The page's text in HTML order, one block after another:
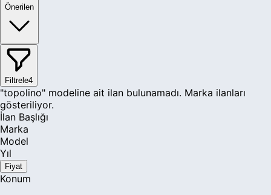
Önerilen
Filtrele4
"topolino" modeline ait ilan bulunamadı. Marka ilanları
gösteriliyor.
İlan Başlığı
Marka
Model
Yıl
Fiyat
Konum